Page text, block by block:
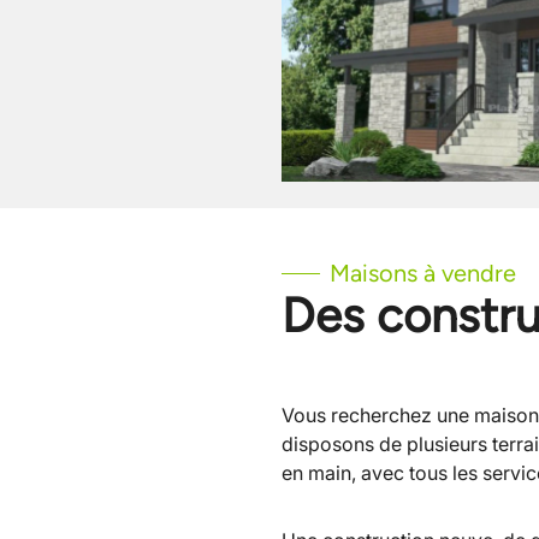
Maisons à vendre
Des
Vous recherchez une
disposons de plusieurs
en main, avec tous les